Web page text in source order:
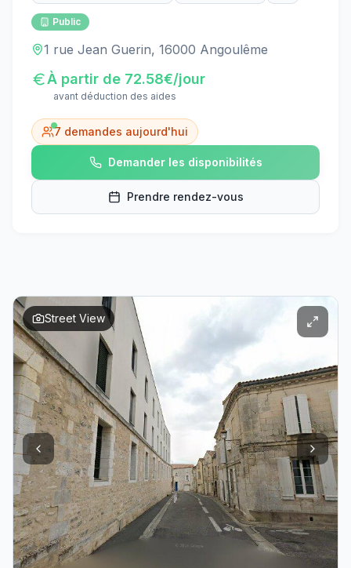
Public
1 rue Jean Guerin, 16000 Angoulême
À partir de 72.58€/jour
avant déduction des aides
7 demandes aujourd'hui
Demander les disponibilités
Prendre rendez-vous
Street View